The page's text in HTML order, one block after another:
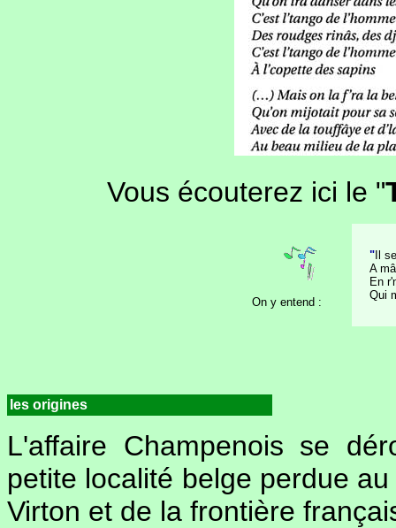
Vous écouterez ici le "
On y entend :
" Il
A
En
Qui
les origines
L'affaire Champenois se
petite localité belge perdue
Virton et de la frontière